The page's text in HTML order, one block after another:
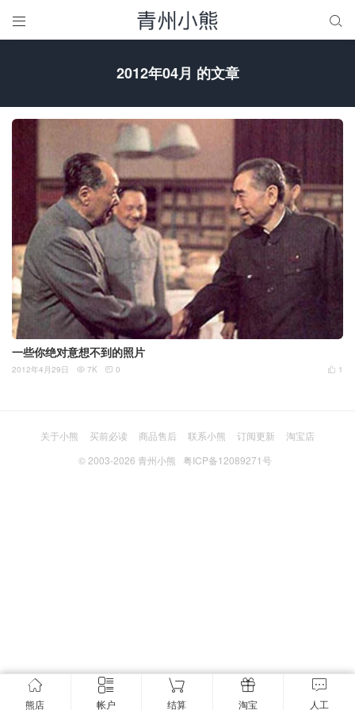
 
2012年04月 的文章
一些你绝对意想不到的照片
 1
2012年4月29日  7K  0
熊店 帐户 结算 淘宝 人工
关于小熊 买前必读 商品售后 联系小熊 订阅更新
淘宝店
© 2003-2026 青州小熊 粤ICP备12089271号